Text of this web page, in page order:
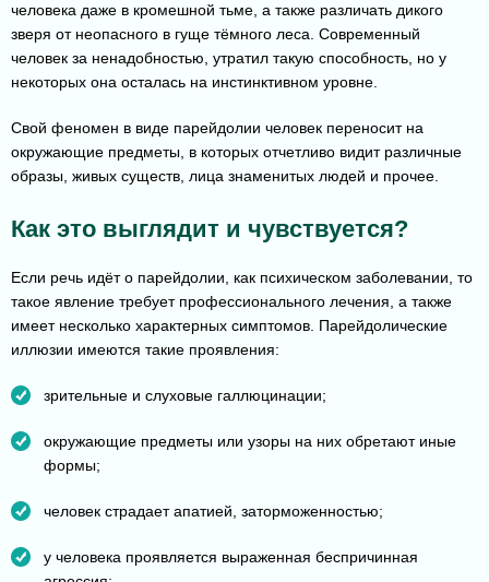
человека даже в кромешной тьме, а также различать дикого
зверя от неопасного в гуще тёмного леса. Современный
человек за ненадобностью, утратил такую способность, но у
некоторых она осталась на инстинктивном уровне.
Свой феномен в виде парейдолии человек переносит на
окружающие предметы, в которых отчетливо видит различные
образы, живых существ, лица знаменитых людей и прочее.
Как это выглядит и чувствуется?
Если речь идёт о парейдолии, как психическом заболевании, то
такое явление требует профессионального лечения, а также
имеет несколько характерных симптомов. Парейдолические
иллюзии имеются такие проявления:
зрительные и слуховые галлюцинации;
окружающие предметы или узоры на них обретают иные
формы;
человек страдает апатией, заторможенностью;
у человека проявляется выраженная беспричинная